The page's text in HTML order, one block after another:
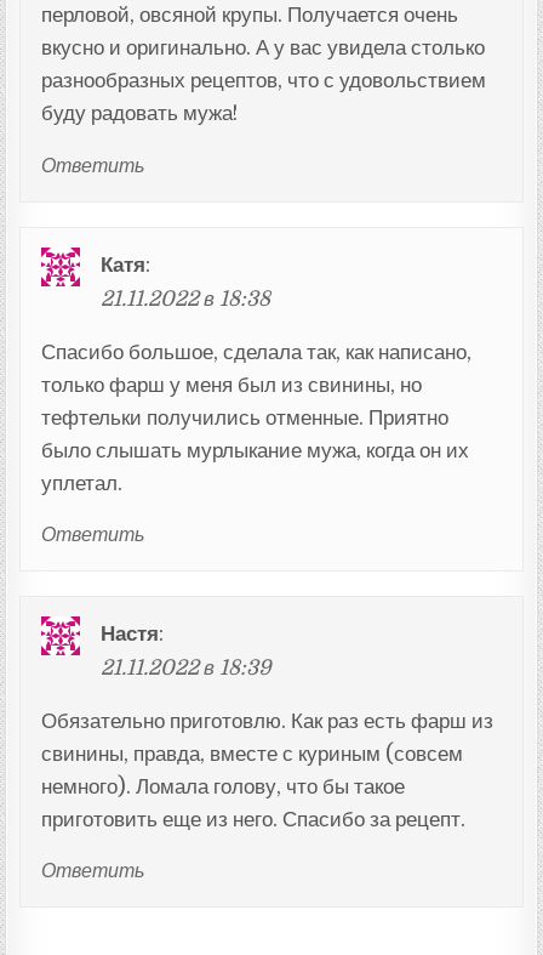
перловой, овсяной крупы. Получается очень
вкусно и оригинально. А у вас увидела столько
разнообразных рецептов, что с удовольствием
буду радовать мужа!
Ответить
Катя:
21.11.2022 в 18:38
Спасибо большое, сделала так, как написано,
только фарш у меня был из свинины, но
тефтельки получились отменные. Приятно
было слышать мурлыкание мужа, когда он их
уплетал.
Ответить
Настя:
21.11.2022 в 18:39
Обязательно приготовлю. Как раз есть фарш из
свинины, правда, вместе с куриным (совсем
немного). Ломала голову, что бы такое
приготовить еще из него. Спасибо за рецепт.
Ответить